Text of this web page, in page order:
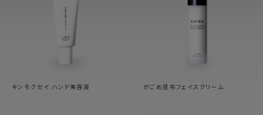
キンモクセイ ハンド美容液 がごめ昆布フェイスクリーム